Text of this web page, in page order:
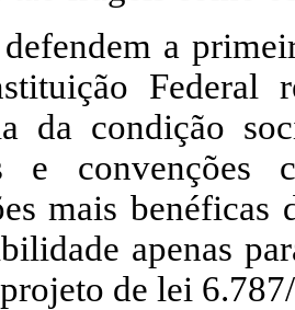
a
Federal
da condição
e convenções
mais benéficas
apenas
de lei